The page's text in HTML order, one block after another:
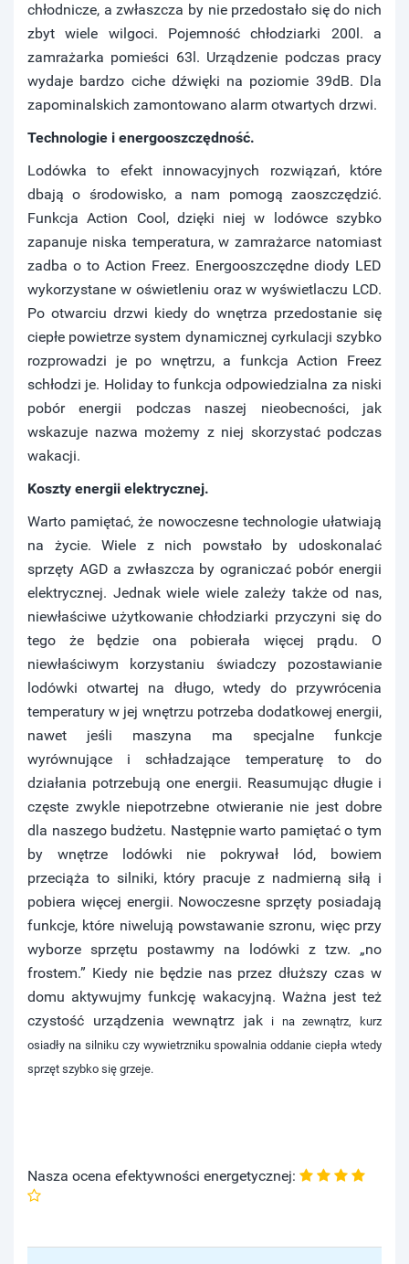
chłodnicze, a zwłaszcza by nie przedostało się do nich
zbyt wiele wilgoci. Pojemność chłodziarki 200l. a
zamrażarka pomieści 63l. Urządzenie podczas pracy
wydaje bardzo ciche dźwięki na poziomie 39dB. Dla
zapominalskich zamontowano alarm otwartych drzwi.
Technologie i energooszczędność.
Lodówka to efekt innowacyjnych rozwiązań, które
dbają o środowisko, a nam pomogą zaoszczędzić.
Funkcja Action Cool, dzięki niej w lodówce szybko
zapanuje niska temperatura, w zamrażarce natomiast
zadba o to Action Freez. Energooszczędne diody LED
wykorzystane w oświetleniu oraz w wyświetlaczu LCD.
Po otwarciu drzwi kiedy do wnętrza przedostanie się
ciepłe powietrze system dynamicznej cyrkulacji szybko
rozprowadzi je po wnętrzu, a funkcja Action Freez
schłodzi je. Holiday to funkcja odpowiedzialna za niski
pobór energii podczas naszej nieobecności, jak
wskazuje nazwa możemy z niej skorzystać podczas
wakacji.
Koszty energii elektrycznej.
Warto pamiętać, że nowoczesne technologie ułatwiają
na życie. Wiele z nich powstało by udoskonalać
sprzęty AGD a zwłaszcza by ograniczać pobór energii
elektrycznej. Jednak wiele wiele zależy także od nas,
niewłaściwe użytkowanie chłodziarki przyczyni się do
tego że będzie ona pobierała więcej prądu. O
niewłaściwym korzystaniu świadczy pozostawianie
lodówki otwartej na długo, wtedy do przywrócenia
temperatury w jej wnętrzu potrzeba dodatkowej energii,
nawet jeśli maszyna ma specjalne funkcje
wyrównujące i schładzające temperaturę to do
działania potrzebują one energii. Reasumując długie i
częste zwykle niepotrzebne otwieranie nie jest dobre
dla naszego budżetu. Następnie warto pamiętać o tym
by wnętrze lodówki nie pokrywał lód, bowiem
przeciąża to silniki, który pracuje z nadmierną siłą i
pobiera więcej energii. Nowoczesne sprzęty posiadają
funkcje, które niwelują powstawanie szronu, więc przy
wyborze sprzętu postawmy na lodówki z tzw. „no
frostem.” Kiedy nie będzie nas przez dłuższy czas w
domu aktywujmy funkcję wakacyjną. Ważna jest też
czystość urządzenia wewnątrz jak
i na zewnątrz, kurz
osiadły na silniku czy wywietrzniku spowalnia oddanie ciepła wtedy
sprzęt szybko się grzeje.
Nasza ocena efektywności energetycznej: